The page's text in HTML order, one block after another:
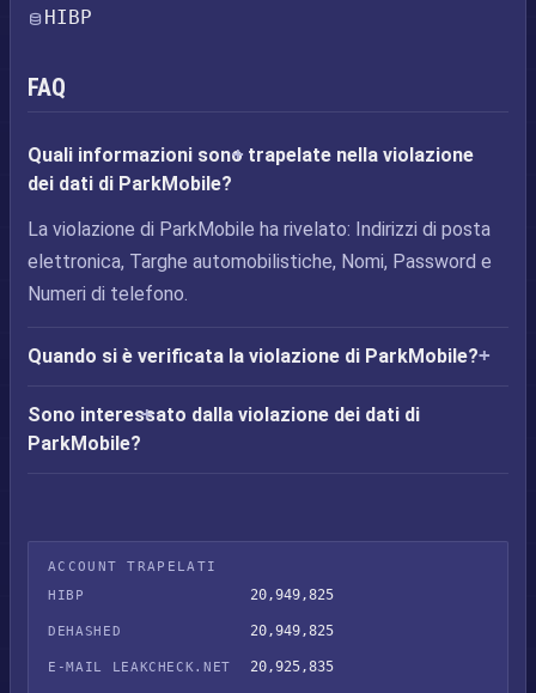
HIBP
FAQ
Quali informazioni sono trapelate nella violazione
dei dati di ParkMobile?
La violazione di ParkMobile ha rivelato: Indirizzi di posta
elettronica, Targhe automobilistiche, Nomi, Password e
Numeri di telefono.
Quando si è verificata la violazione di ParkMobile?
Sono interessato dalla violazione dei dati di
ParkMobile?
ACCOUNT TRAPELATI
HIBP
20,949,825
DEHASHED 20,949,825
E-MAIL LEAKCHECK.NET 20,925,835